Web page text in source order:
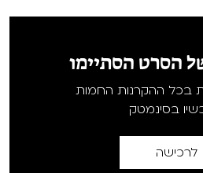
הסרט הסתיימו
בכל ההקרנות החמות
בסינמטק
לרכישה